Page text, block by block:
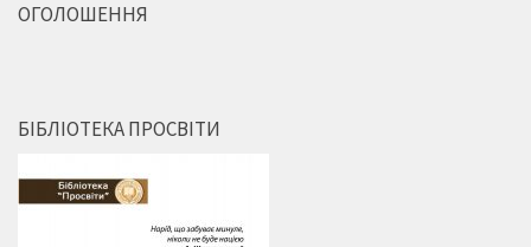
ОГОЛОШЕННЯ
БІБЛІОТЕКА ПРОСВІТИ